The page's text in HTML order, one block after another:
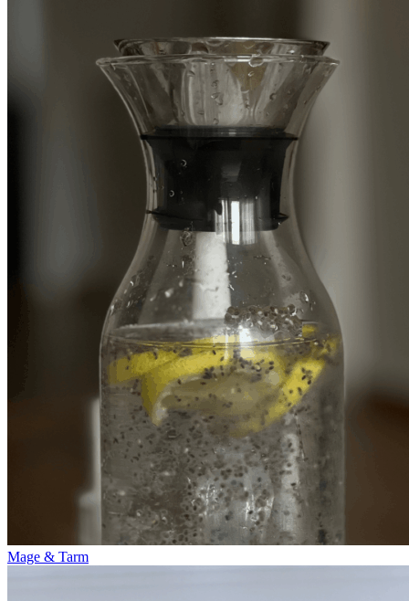
Mage & Tarm